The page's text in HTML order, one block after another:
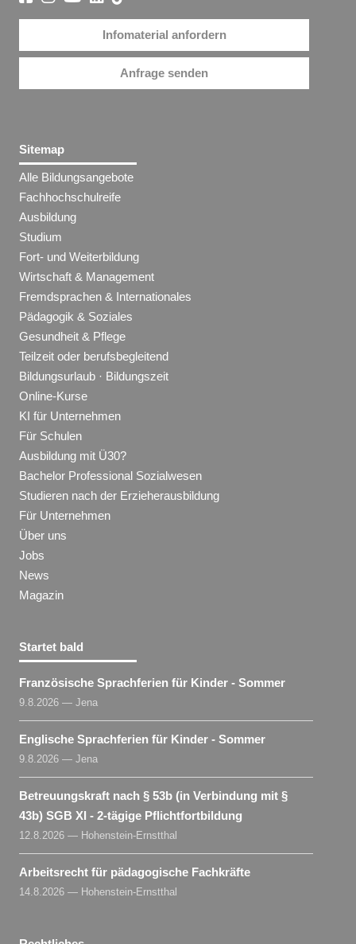
Infomaterial anfordern
Anfrage senden
Sitemap
Alle Bildungsangebote
Fachhochschulreife
Ausbildung
Studium
Fort- und Weiterbildung
Wirtschaft & Management
Fremdsprachen & Internationales
Pädagogik & Soziales
Gesundheit & Pflege
Teilzeit oder berufsbegleitend
Bildungsurlaub · Bildungszeit
Online-Kurse
KI für Unternehmen
Für Schulen
Ausbildung mit Ü30?
Bachelor Professional Sozialwesen
Studieren nach der Erzieherausbildung
Für Unternehmen
Über uns
Jobs
News
Magazin
Startet bald
Französische Sprachferien für Kinder - Sommer
9.8.2026 — Jena
Englische Sprachferien für Kinder - Sommer
9.8.2026 — Jena
Betreuungskraft nach § 53b (in Verbindung mit §
43b) SGB XI - 2-tägige Pflichtfortbildung
12.8.2026 — Hohenstein-Ernstthal
Arbeitsrecht für pädagogische Fachkräfte
14.8.2026 — Hohenstein-Ernstthal